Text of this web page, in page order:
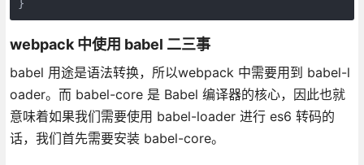
}
webpack 中使用 babel 二三事
babel 用途是语法转换，所以webpack 中需要用到 babel-l
oader。而 babel-core 是 Babel 编译器的核心，因此也就
意味着如果我们需要使用 babel-loader 进行 es6 转码的
话，我们首先需要安装 babel-core。